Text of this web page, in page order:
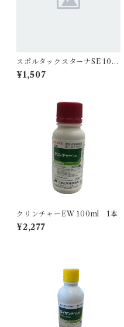
スポルタックスターナSE 100
ml 1本
¥1,507
クリンチャーEW 100ml 1本
¥2,277